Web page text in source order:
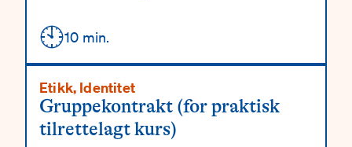
Detaljer
🕙10 min.
Gruppekontrakt (for praktisk
tilrettelagt kurs)
Etikk, Identitet